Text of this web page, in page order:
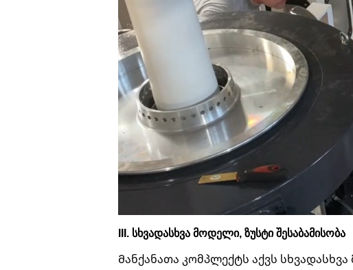
III. სხვადასხვა მოდელი, ზუსტი შესაბამისობა
Მანქანათა კომპლექტს აქვს